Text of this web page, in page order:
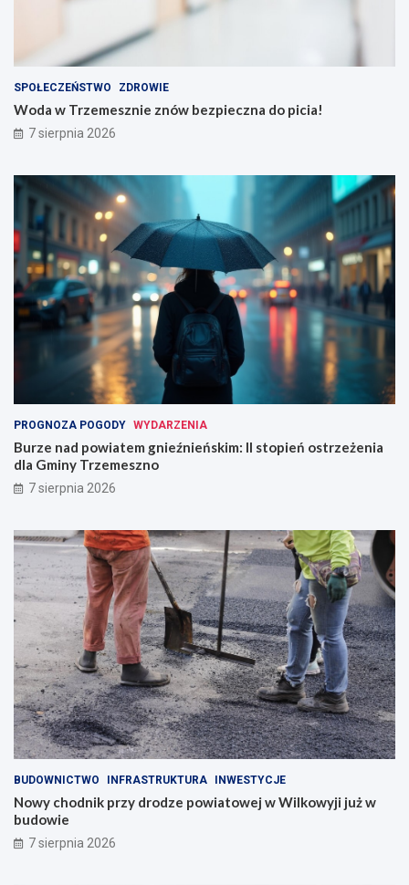
SPOŁECZEŃSTWO ZDROWIE
Woda w Trzemesznie znów bezpieczna do picia!
7 sierpnia 2026
PROGNOZA POGODY WYDARZENIA
Burze nad powiatem gnieźnieńskim: II stopień ostrzeżenia
dla Gminy Trzemeszno
7 sierpnia 2026
BUDOWNICTWO INFRASTRUKTURA INWESTYCJE
Nowy chodnik przy drodze powiatowej w Wilkowyji już w
budowie
7 sierpnia 2026